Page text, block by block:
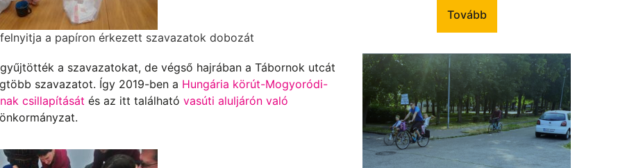
a papíron érkezett szavazatok dobozát
a szavazatokat, de végső hajrában a Tábornok utcát
szavazatot. Így 2019-ben a Hungária körút-Mogyoródi-
csillapítását és az itt található vasúti aluljárón való
Tovább